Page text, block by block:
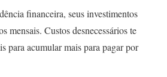
financeira, seus investimentos
mensais. Custos desnecessários te
para acumular mais para pagar por